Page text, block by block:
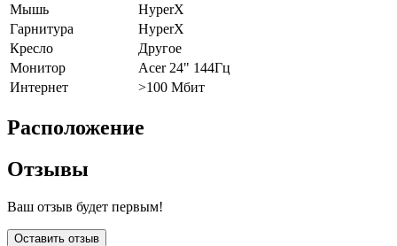
Мышь
HyperX
Гарнитура
HyperX
Кресло
Другое
Монитор
Acer 24" 144Гц
Интернет
>100 Мбит
Расположение
Отзывы
Ваш отзыв будет первым!
Оставить отзыв